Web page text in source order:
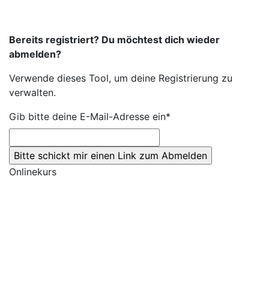
Bereits registriert? Du möchtest dich wieder
abmelden?
Verwende dieses Tool, um deine Registrierung zu
verwalten.
Gib bitte deine E-Mail-Adresse ein*
Onlinekurs